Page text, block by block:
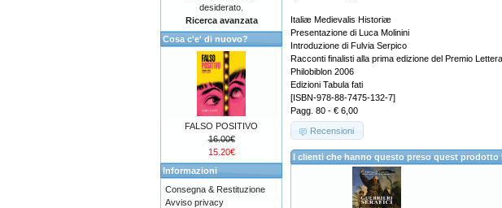
Italiæ Medievalis Historiæ
Presentazione di Luca Molinini
Introduzione di Fulvia Serpico
Racconti finalisti alla prima edizione del Premio
Philobiblon 2006
Edizioni Tabula fati
[ISBN-978-88-7475-132-7]
Pagg. 80 - € 6,00
Recensioni
I clienti che hanno questo preso quest
desiderato.
Ricerca avanzata
Cosa c'e' di nuovo?
FALSO POSITIVO
16.00€
15.20€
Informazioni
Consegna & Restituzione
Avviso privacy